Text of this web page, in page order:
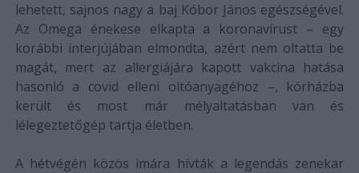
lehetett, sajnos nagy a baj Kóbor János egészségével.
Az Omega énekese elkapta a koronavírust – egy
korábbi interjújában elmondta, azért nem oltatta be
magát, mert az allergiájára kapott vakcina hatása
hasonló a covid elleni oltóanyagéhoz –, kórházba
került és most már mélyaltatásban van és
lélegeztetőgép tartja életben.
A hétvégén közös imára hívták a legendás zenekar